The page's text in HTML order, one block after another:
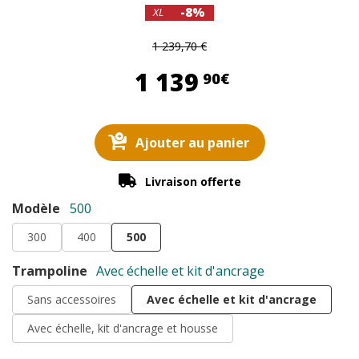
XL -8%
1 239,70 €
1 139 90€1 139,90 €
Ajouter au panier
Livraison offerte
Modèle 500
300 400 500
Trampoline Avec échelle et kit d'ancrage
Sans accessoires
Avec échelle et kit d'ancrage
Avec échelle, kit d'ancrage et housse